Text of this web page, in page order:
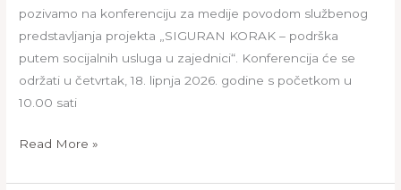
pozivamo na konferenciju za medije povodom službenog
predstavljanja projekta „SIGURAN KORAK – podrška
putem socijalnih usluga u zajednici“. Konferencija će se
održati u četvrtak, 18. lipnja 2026. godine s početkom u
10.00 sati
Read More »